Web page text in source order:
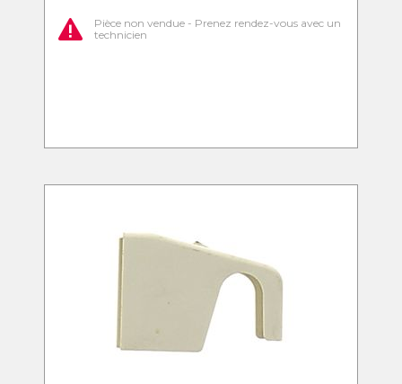
Pièce non vendue - Prenez rendez-vous avec un
technicien